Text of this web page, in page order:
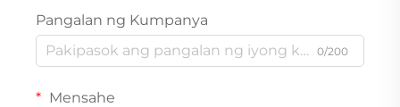
Pangalan ng Kumpanya
0/200
Mensahe